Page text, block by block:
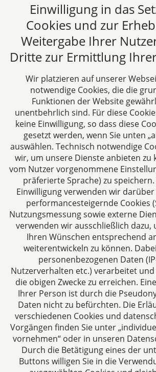
CTC LEGAL
Aachen
Jülicher Straße 215
52070 Aachen
Deutschland
Tel: +49 241 94621-0
Fax: +49 241 94621-111
E-Mail:kanzlei@dhk-law.com
Über uns
Ihre Ansprechpartner für Fragen
Gesellschaftsrecht, Steuergestaltung
Vertragsrecht.
Einwilligung in das
Cookies und zur
Weitergabe Ihrer
Dritte zur Ermittlung
Wir platzieren auf unserer
notwendige Cookies, die die
Funktionen der Website
unentbehrlich sind. Für diese
keine Einwilligung, so dass diese
gesetzt werden, wenn Sie unten
auswählen. Technisch notwendige
wir, um unsere Dienste anbieten zu
vom Nutzer vorgenommene
präferierte Sprache) zu
Einwilligung verwenden wir
performancesteigernde Cookies
Nutzungsmessung sowie externe
verwenden wir ausschließlich dazu,
Ihren Wünschen entsprechend
weiterentwickeln zu können.
personenbezogenen Daten
Nutzerverhalten etc.) verarbeitet
die obigen Zwecke zu erreichen.
Ihrer Person ist durch die
Daten nicht zu befürchten. Die
verschiedenen Cookies und
Vorgängen finden Sie unter
vornehmen“ oder in unseren
Durch die Betätigung eines der
Buttons willigen Sie in die